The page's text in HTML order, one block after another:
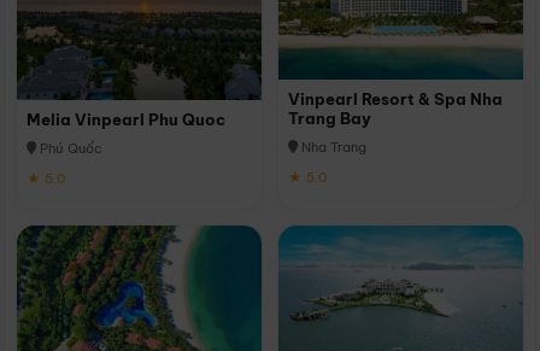
Melia Vinpearl Phu Quoc
Phú Quốc
★ 5.0
Vinpearl Resort & Spa Nha
Trang Bay
Nha Trang
★ 5.0